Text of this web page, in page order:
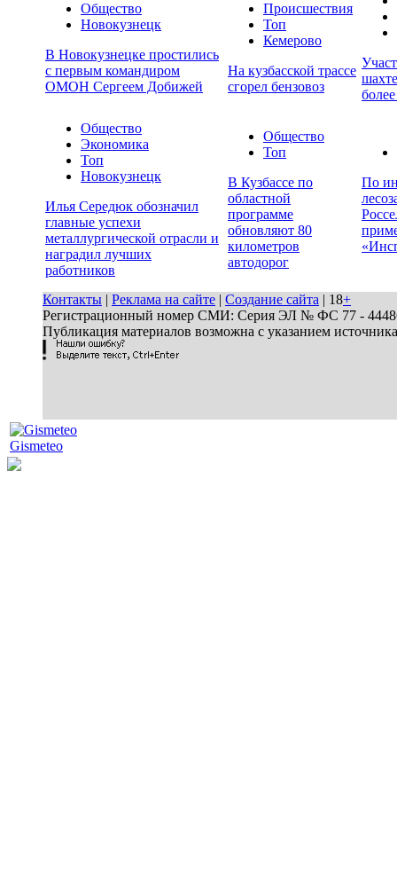
Общество
Новокузнецк
В Новокузнецке простились
с первым командиром
ОМОН Сергеем Добижей
Происшествия
Топ
Кемерово
На кузбасской трассе
сгорел бензовоз
Общество
Экономика
Топ
Новокузнецк
Илья Середюк обозначил
главные успехи
металлургической отрасли и
наградил лучших
работников
Общество
Топ
В Кузбассе по
областной
программе
обновляют 80
километров
автодорог
По
Контакты | Реклама на сайте | Создание сайта | 18+
Регистрационный номер СМИ: Серия ЭЛ № ФС 77 - 44486
Публикация материалов возможна с указанием
Gismeteo